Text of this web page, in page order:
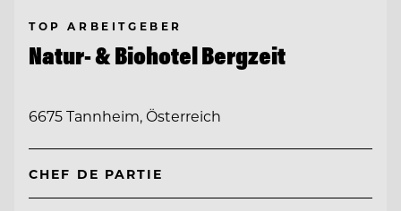
TOP ARBEITGEBER
Natur- & Biohotel Bergzeit
6675 Tannheim, Österreich
CHEF DE PARTIE